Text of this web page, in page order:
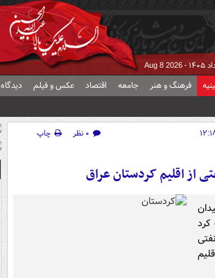
Aug 8 2026
فرهنگ و هنر جامعه اقتصاد عکس و فیلم دیدگاه
۰ نظر
چاپ
از اقلیم کردستان عراق
کرد